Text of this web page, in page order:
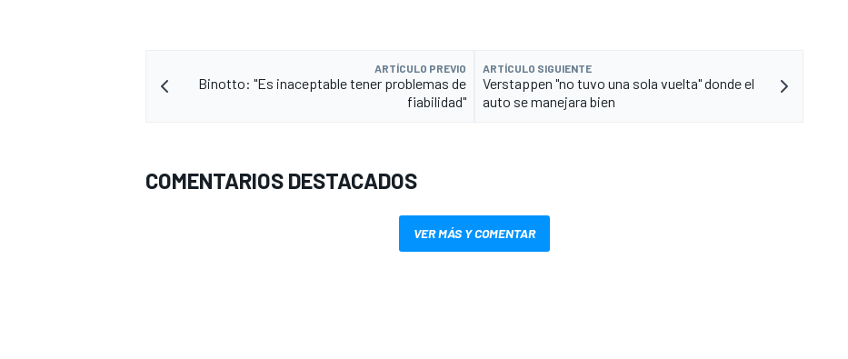
ARTÍCULO PREVIO
Binotto: "Es inaceptable tener problemas de
fiabilidad"
ARTÍCULO SIGUIENTE
Verstappen "no tuvo una sola vuelta" donde el
auto se manejara bien
COMENTARIOS DESTACADOS
VER MÁS Y COMENTAR